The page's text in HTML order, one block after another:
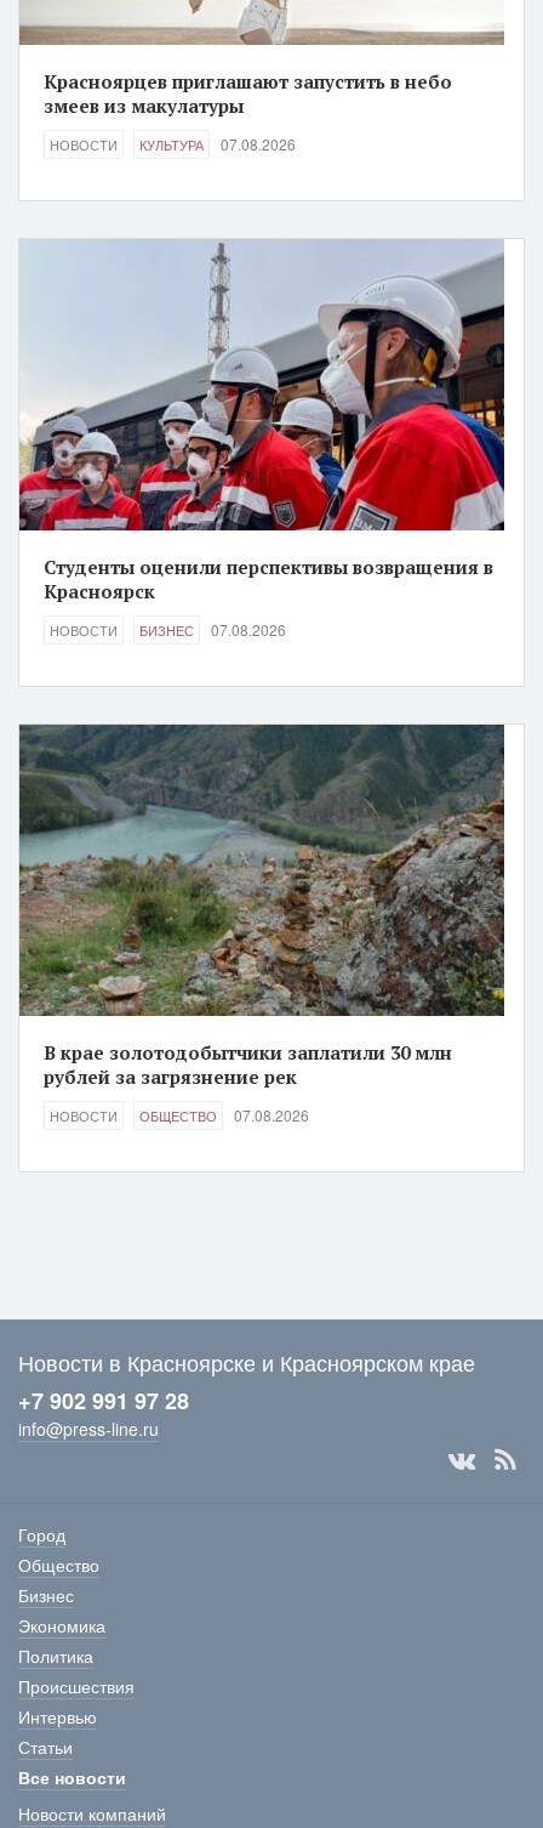
Красноярцев приглашают запустить в небо
змеев из макулатуры
НОВОСТИ КУЛЬТУРА 07.08.2026
Студенты оценили перспективы возвращения в
Красноярск
НОВОСТИ БИЗНЕС 07.08.2026
В крае золотодобытчики заплатили 30 млн
рублей за загрязнение рек
НОВОСТИ ОБЩЕСТВО 07.08.2026
Новости в Красноярске и Красноярском крае
+7 902 991 97 28
info@press-line.ru
Город
Общество
Бизнес
Экономика
Политика
Происшествия
Интервью
Статьи
Все новости
Новости компаний